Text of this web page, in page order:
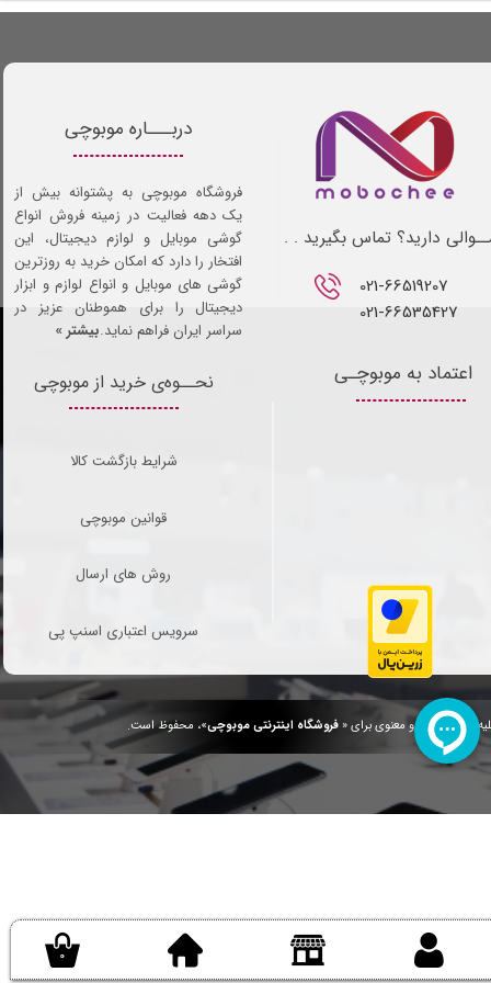
حقوق مادی و معنوی برای «فروشگاه اینترنتی موبوچی»، محفوظ است.
021-66519207​​​​​​​
021-66535427
دارید؟ تماس بگیرید . .
نحــوه‌ی خرید از موبوچی
شرایط بازگشت کالا
قوانین موبوچی
روش های ارسال
سرویس اعتباری اسنپ پی
اعتماد به موبوچـی
دربـــاره موبوچی
فروشگاه موبوچی به پشتوانه بیش از
یک دهه فعالیت در زمینه فروش انواع
گوشی موبایل و لوازم دیجیتال، این
افتخار را دارد که امکان خرید به روزترین
گوشی های موبایل و انواع لوازم و ابزار
دیجیتال را برای هموطنان عزیز در
سراسر ایران فراهم نماید.بیشتر »
۰ .
/
.